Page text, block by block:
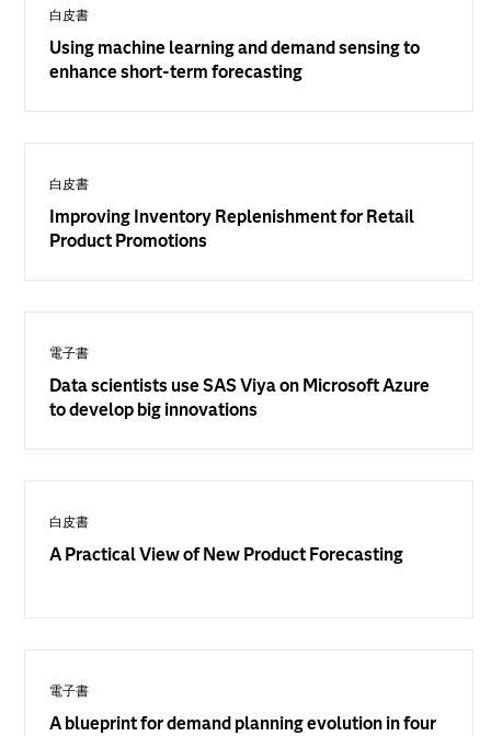
白皮書
Using machine learning and demand sensing to
enhance short-term forecasting
白皮書
Improving Inventory Replenishment for Retail
Product Promotions
電子書
Data scientists use SAS Viya on Microsoft Azure
to develop big innovations
白皮書
A Practical View of New Product Forecasting
電子書
A blueprint for demand planning evolution in four